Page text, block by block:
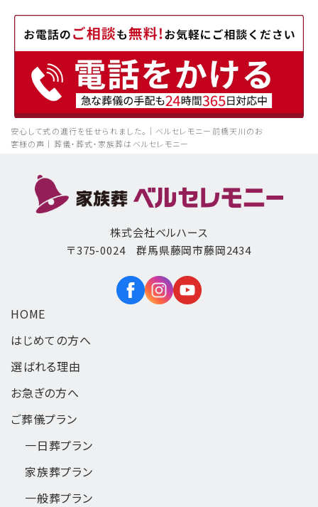
安心して式の進行を任せられました。｜ベルセレモニー前橋天川のお
客様の声｜葬儀・葬式・家族葬はベルセレモニー
株式会社ベルハース
〒375-0024 群馬県藤岡市藤岡2434
HOME
はじめての方へ
選ばれる理由
お急ぎの方へ
ご葬儀プラン
一日葬プラン
家族葬プラン
一般葬プラン